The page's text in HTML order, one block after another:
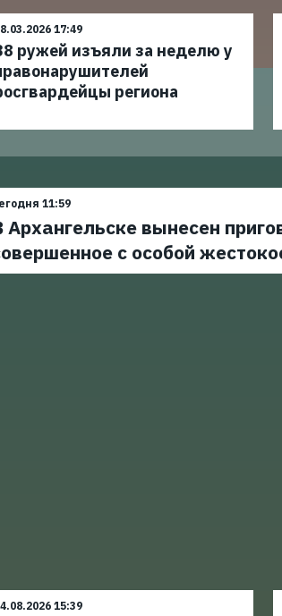
17:49
ружей изъяли за неделю у
региона
11:59
Архангельске вынесен
с особой
15:39